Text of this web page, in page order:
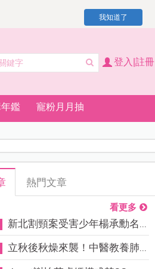
我知道了
登入|註冊
鑑 寵粉月月抽
熱門文章
看更多
新北割頸案受害少年楊承勳名...
立秋後秋燥來襲！中醫教養肺...